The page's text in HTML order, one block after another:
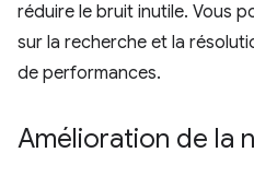
réduire le bruit inutile. Vous
sur la recherche et la
de performances.
Amélioration de la